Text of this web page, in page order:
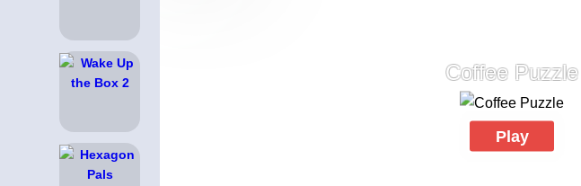
Coffee Puzzle
Play